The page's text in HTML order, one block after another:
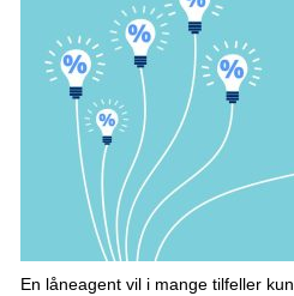
En låneagent vil i mange tilfeller